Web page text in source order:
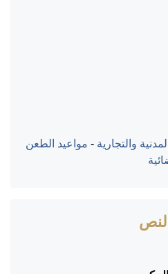
والتجارية - مواعيد الطعن
النص